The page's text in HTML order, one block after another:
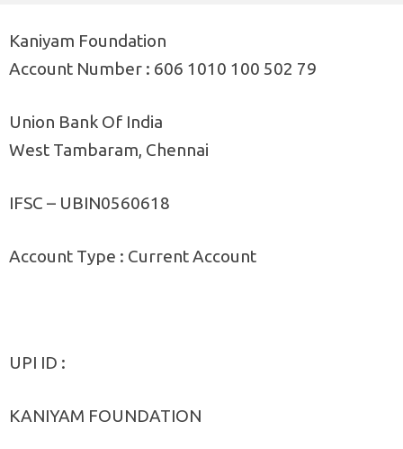
Kaniyam Foundation
Account Number : 606 1010 100 502 79
Union Bank Of India
West Tambaram, Chennai
IFSC – UBIN0560618
Account Type : Current Account
UPI ID :
KANIYAM FOUNDATION